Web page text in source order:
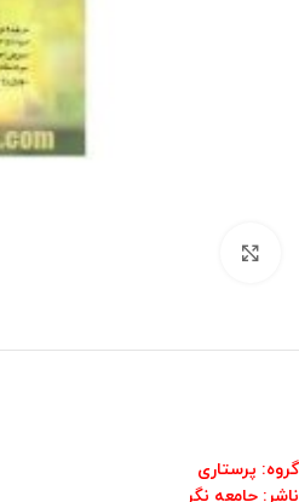
گروه: پرستاری
ناشر: جامعه نگر